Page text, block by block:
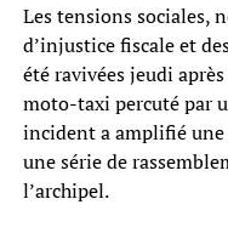
Les tensions sociales,
d’injustice fiscale et
été ravivées jeudi
moto-taxi percuté par
incident a amplifié
une série de
l’archipel.